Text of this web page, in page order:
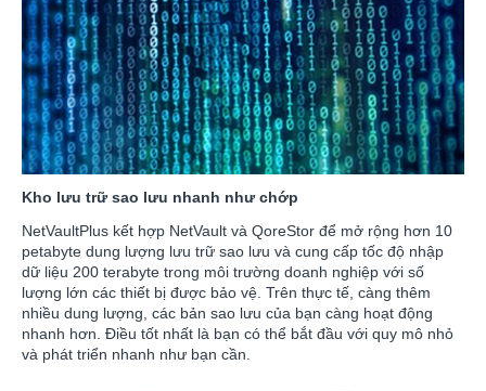
Kho lưu trữ sao lưu nhanh như chớp
NetVaultPlus kết hợp NetVault và QoreStor để mở rộng hơn 10
petabyte dung lượng lưu trữ sao lưu và cung cấp tốc độ nhập
dữ liệu 200 terabyte trong môi trường doanh nghiệp với số
lượng lớn các thiết bị được bảo vệ. Trên thực tế, càng thêm
nhiều dung lượng, các bản sao lưu của bạn càng hoạt động
nhanh hơn. Điều tốt nhất là bạn có thể bắt đầu với quy mô nhỏ
và phát triển nhanh như bạn cần.